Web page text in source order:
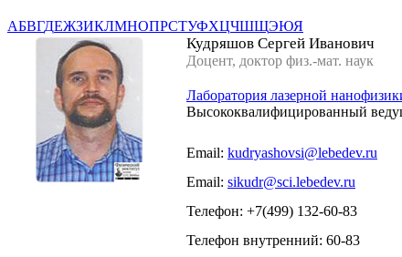
АБВГДЕЖЗИКЛМНОПРСТУФХЦЧШЩЭЮЯ
Кудряшов Сергей Иванович
Доцент, доктор физ.-мат. наук
Лаборатория лазерной
Высококвалифицированный
Email: kudryashovsi@lebedev.ru
Email: sikudr@sci.lebedev.ru
Телефон: +7(499) 132-60-83
Телефон внутренний: 60-83